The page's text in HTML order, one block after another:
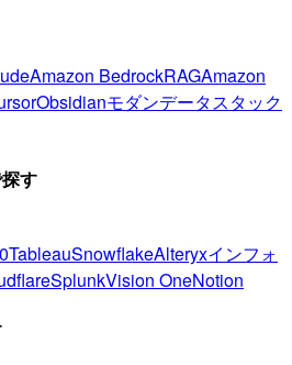
Amazon BedrockRAGAmazon
Obsidianモダンデータスタック
す
TableauSnowflakeAlteryxインフォ
SplunkVision OneNotion